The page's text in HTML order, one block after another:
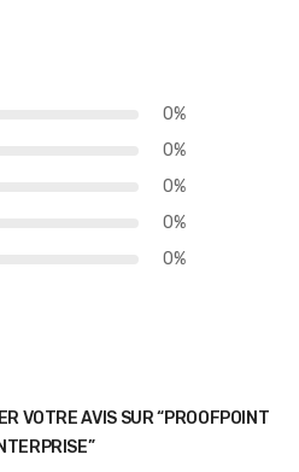
0%
0%
0%
0%
0%
VOTRE AVIS SUR “PROOFPOINT